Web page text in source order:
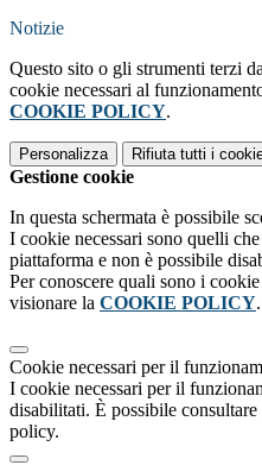
Notizie
Questo sito o gli strumenti terzi
cookie necessari al
COOKIE POLICY.
Personalizza Rifiuta tutti i
Gestione cookie
In questa schermata è possibile
I cookie necessari sono quelli
piattaforma e non è possibile
Per conoscere quali sono i
visionare la COOKIE POLICY.
Cookie necessari per il
I cookie necessari per il
disabilitati. È possibile
policy.